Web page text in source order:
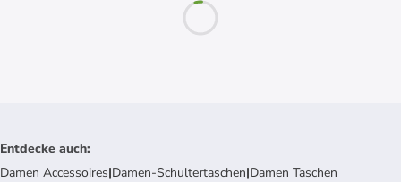
Entdecke auch:
Damen Accessoires|Damen-Schultertaschen|Damen Taschen